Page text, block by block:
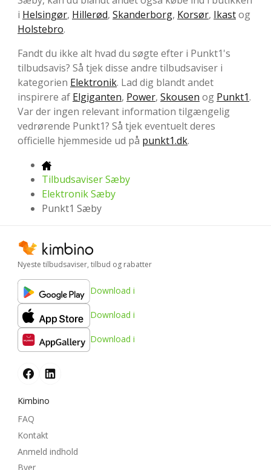
i Helsingør, Hillerød, Skanderborg, Korsør, Ikastog
Holstebro.
Fandt du ikke alt hvad du søgte efter i Punkt1's
tilbudsavis? Så tjek disse andre tilbudsaviser i
kategorien Elektronik. Lad dig blandt andet
inspirere af Elgiganten, Power, Skousen og Punkt1.
Var der ingen relevant information tilgængelig
vedrørende Punkt1? Så tjek eventuelt deres
officielle hjemmeside ud på punkt1.dk.
Tilbudsaviser Sæby
Elektronik Sæby
Punkt1 Sæby
Nyeste tilbudsaviser, tilbud og rabatter
Download i
Download i
Download i
Kimbino
FAQ
Kontakt
Anmeld indhold
Byer